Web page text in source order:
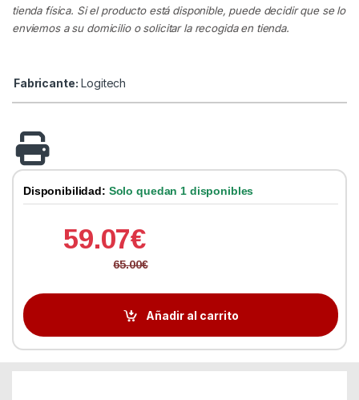
tienda física. Si el producto está disponible, puede decidir que se lo
enviemos a su domicilio o solicitar la recogida en tienda.
Fabricante: Logitech
Disponibilidad: Solo quedan 1 disponibles
59.07€
65.00€
Añadir al carrito